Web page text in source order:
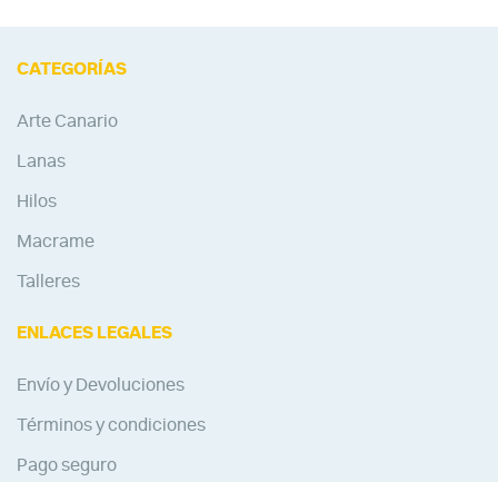
CATEGORÍAS
Arte Canario
Lanas
Hilos
Macrame
Talleres
ENLACES LEGALES
Envío y Devoluciones
Términos y condiciones
Pago seguro